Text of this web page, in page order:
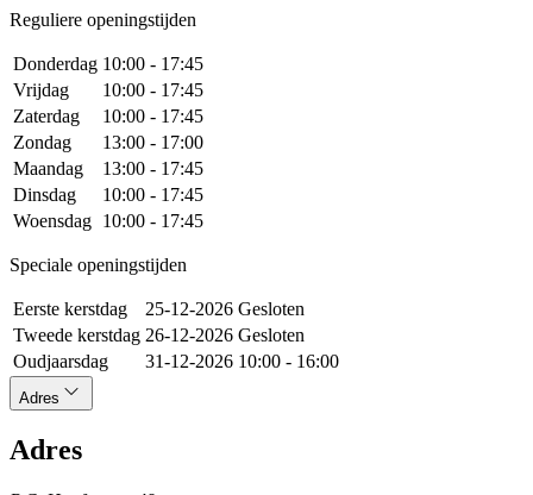
Reguliere openingstijden
Donderdag 10:00 - 17:45
Vrijdag
10:00 - 17:45
Zaterdag
10:00 - 17:45
Zondag
13:00 - 17:00
Maandag
13:00 - 17:45
Dinsdag
10:00 - 17:45
Woensdag 10:00 - 17:45
Speciale openingstijden
Eerste kerstdag 25-12-2026 Gesloten
Tweede kerstdag 26-12-2026 Gesloten
Oudjaarsdag
31-12-2026 10:00 - 16:00
Adres
Adres